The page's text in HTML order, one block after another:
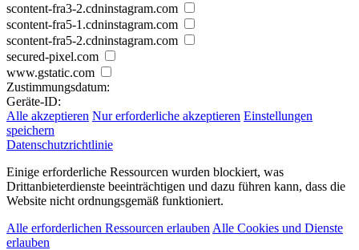
scontent-fra3-2.cdninstagram.com
scontent-fra5-1.cdninstagram.com
scontent-fra5-2.cdninstagram.com
secured-pixel.com
www.gstatic.com
Zustimmungsdatum:
Geräte-ID:
Alle akzeptieren Nur erforderliche akzeptieren Einstellungen
speichern
Datenschutzrichtlinie
Einige erforderliche Ressourcen wurden blockiert, was
Drittanbieterdienste beeinträchtigen und dazu führen kann, dass die
Website nicht ordnungsgemäß funktioniert.
Alle erforderlichen Ressourcen erlauben Alle Cookies und Dienste
erlauben